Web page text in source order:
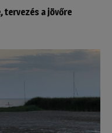
tervezés a jövőre